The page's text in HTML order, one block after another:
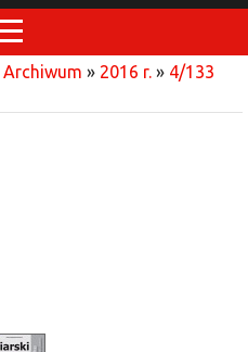
Archiwum » 2016 r. » 4/133